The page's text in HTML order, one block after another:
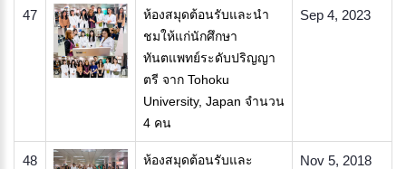
47
ห้องสมุดต้อนรับและนำ
ชมให้แก่นักศึกษา
ทันตแพทย์ระดับปริญญา
ตรี จาก Tohoku
University, Japan จำนวน
4 คน
Sep 4, 2023
48
ห้องสมุดต้อนรับและ
Nov 5, 2018